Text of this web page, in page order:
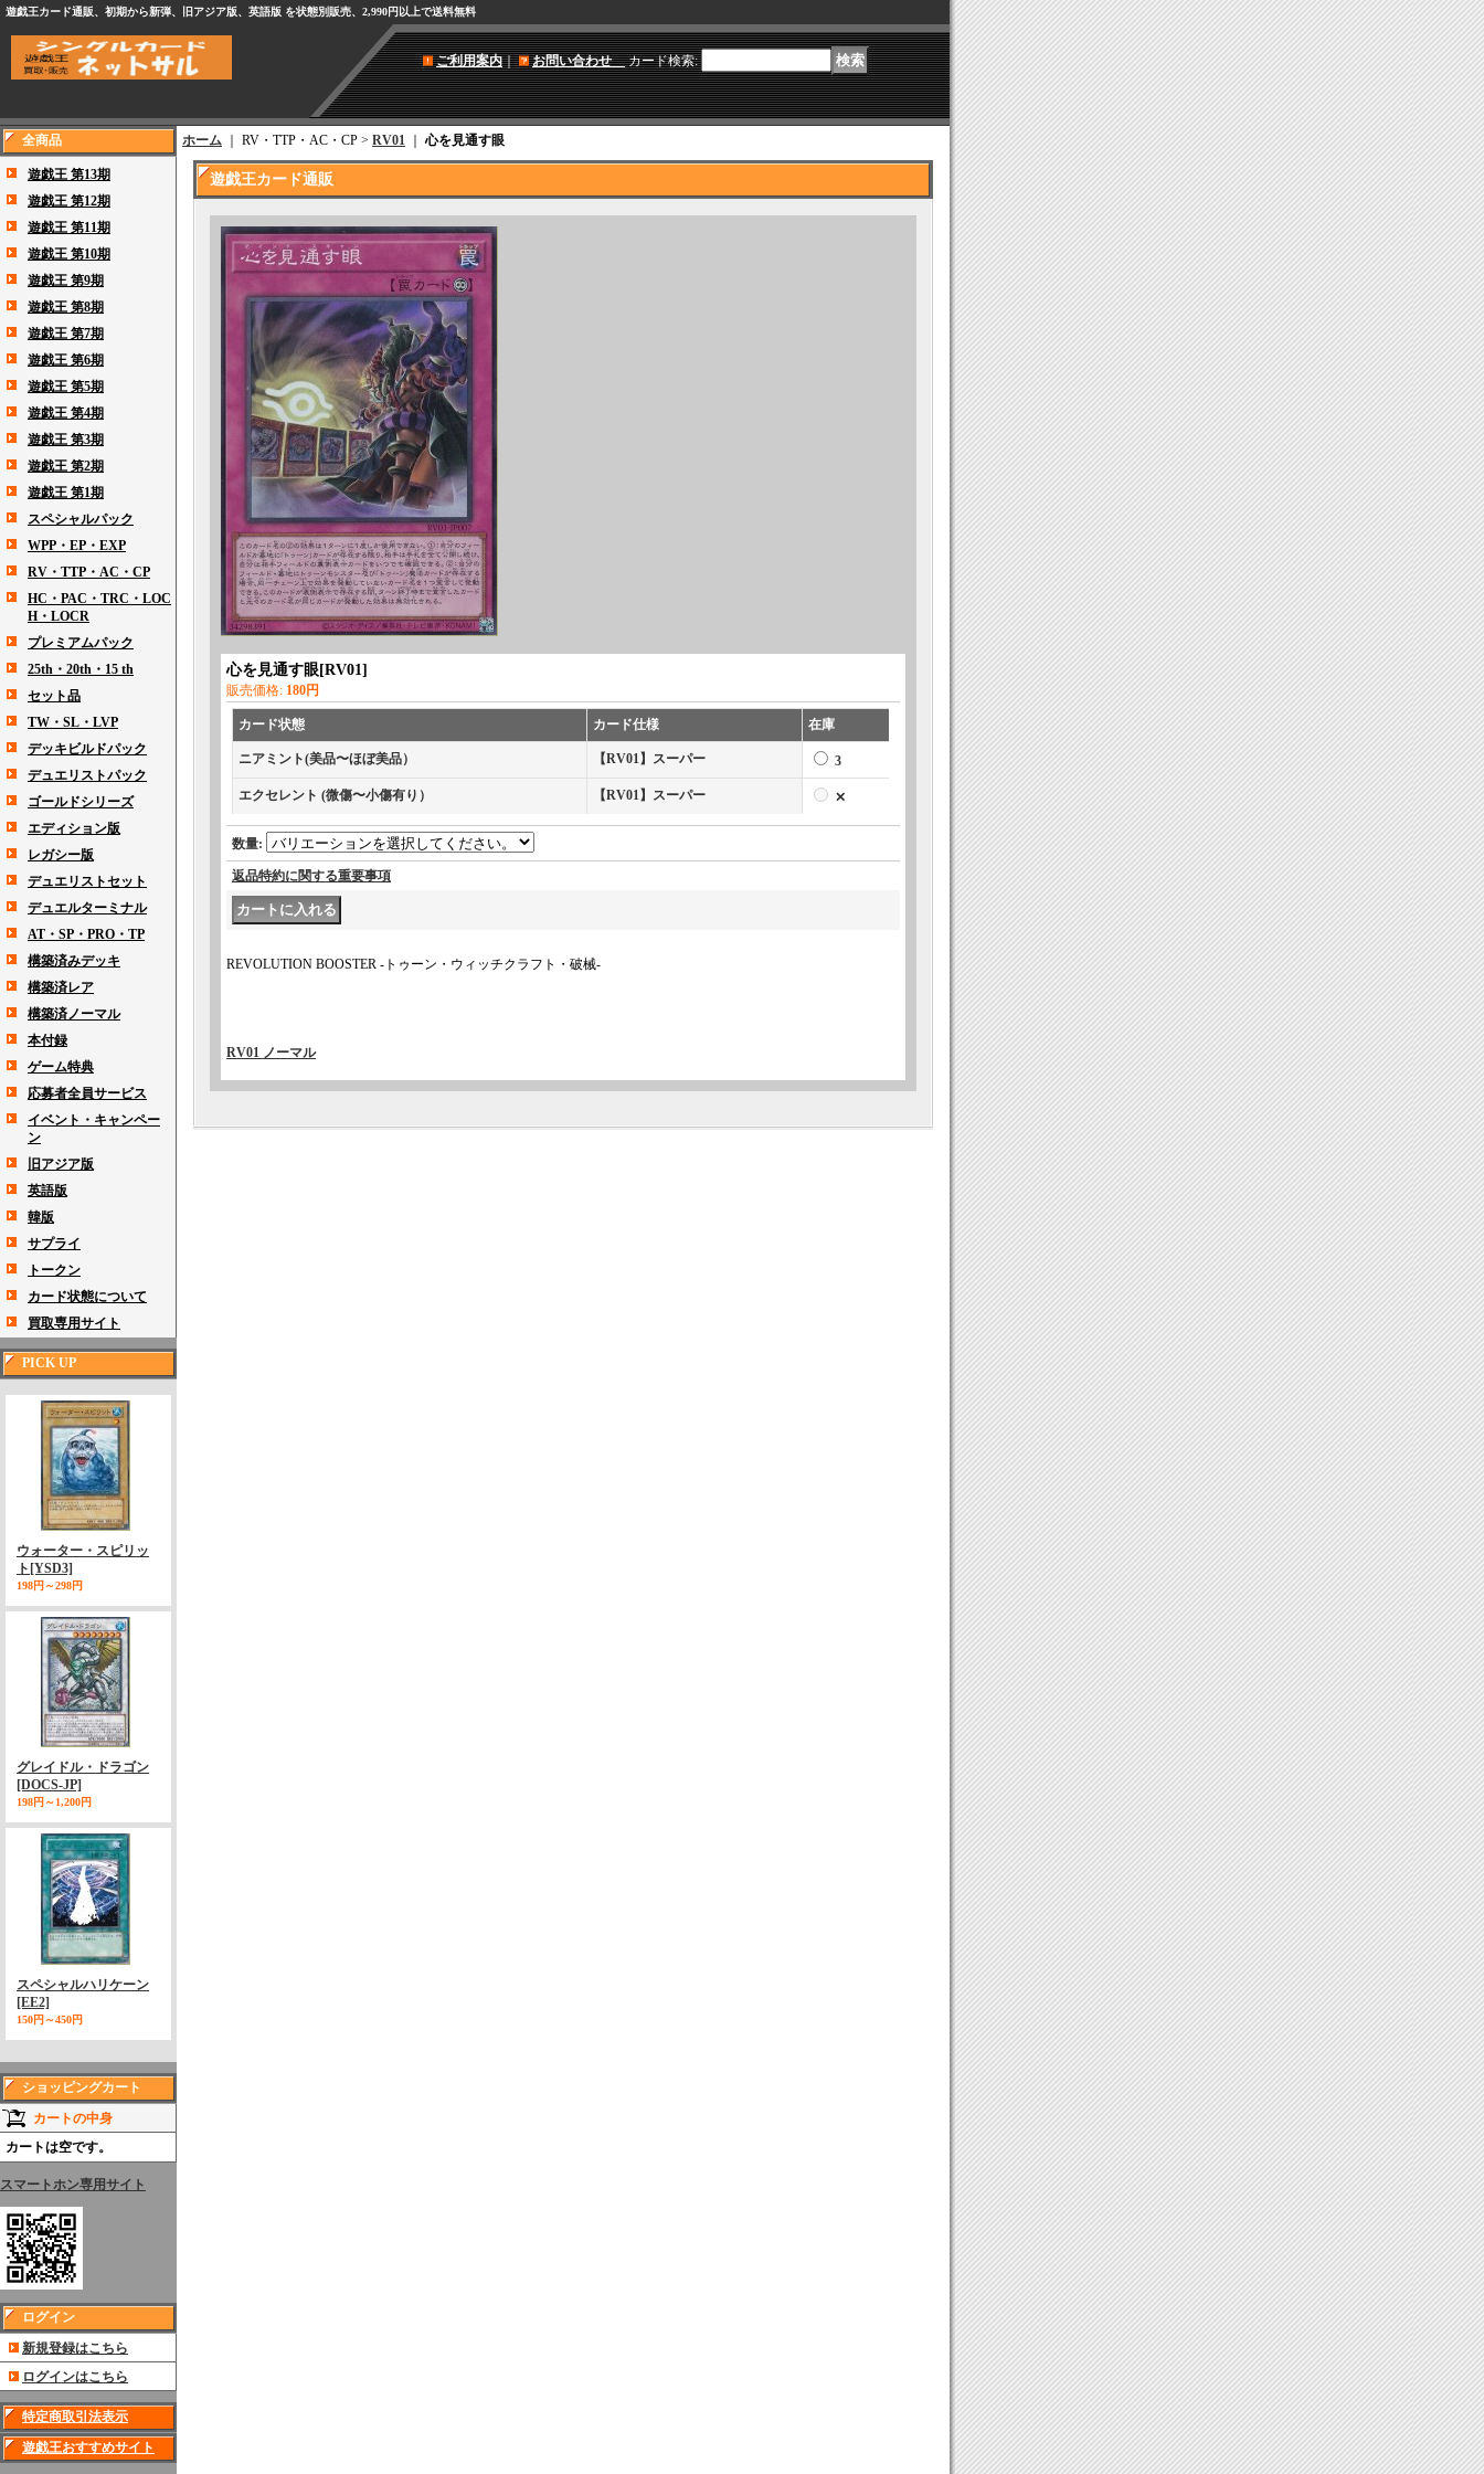
遊戯王カード通販、初期から新弾、旧アジア版、英語版 を状態別販売、2,990円以上で送料無料
ご利用案内｜ お問い合わせ カード検索:
全商品
遊戯王 第13期
遊戯王 第12期
遊戯王 第11期
遊戯王 第10期
遊戯王 第9期
遊戯王 第8期
遊戯王 第7期
遊戯王 第6期
遊戯王 第5期
遊戯王 第4期
遊戯王 第3期
遊戯王 第2期
遊戯王 第1期
スペシャルパック
WPP・EP・EXP
RV・TTP・AC・CP
HC・PAC・TRC・LOC
H・LOCR
プレミアムパック
25th・20th・15 th
セット品
TW・SL・LVP
デッキビルドパック
デュエリストパック
ゴールドシリーズ
エディション版
レガシー版
デュエリストセット
デュエルターミナル
AT・SP・PRO・TP
構築済みデッキ
構築済レア
構築済ノーマル
本付録
ゲーム特典
応募者全員サービス
イベント・キャンペー
ン
旧アジア版
英語版
韓版
サプライ
トークン
カード状態について
買取専用サイト
PICK UP
ウォーター・スピリッ
ト [YSD3]
198円～298円
グレイドル・ドラゴン
[DOCS-JP]
198円～1,200円
スペシャルハリケーン
[EE2]
150円～450円
ショッピングカート
カートの中身
カートは空です。
スマートホン専用サイト
ログイン
新規登録はこちら
ログインはこちら
特定商取引法表示
遊戯王おすすめサイト
ホーム ｜ RV・TTP・AC・CP > RV01 ｜心を見通す眼
遊戯王カード通販
心を見通す眼[RV01]
販売価格: 180円
カード状態 カード仕様 在庫
ニアミント(美品〜ほぼ美品） 【RV01】スーパー 3
エクセレント (微傷〜小傷有り） 【RV01】スーパー ✕
数量:
返品特約に関する重要事項
REVOLUTION BOOSTER -トゥーン・ウィッチクラフト・破械-
RV01 ノーマル